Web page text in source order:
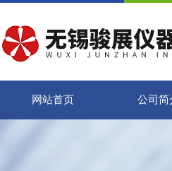
网站首页 公司简